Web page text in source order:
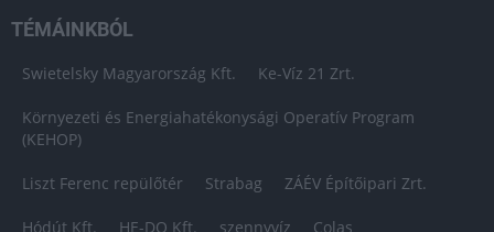
TÉMÁINKBÓL
Swietelsky Magyarország Kft. Ke-Víz 21 Zrt.
Környezeti és Energiahatékonysági Operatív Program
(KEHOP)
Liszt Ferenc repülőtér Strabag ZÁÉV Építőipari Zrt.
Hódút Kft. HE-DO Kft. szennyvíz Colas